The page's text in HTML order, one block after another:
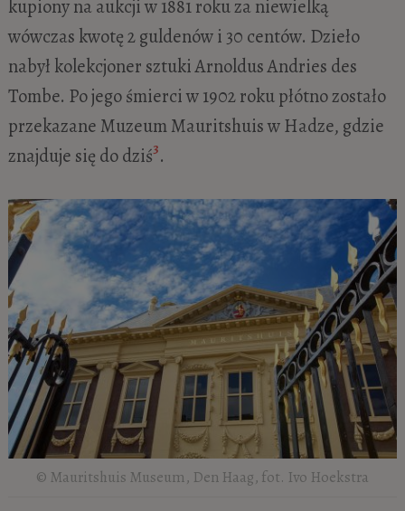
kupiony na aukcji w 1881 roku za niewielką
wówczas kwotę 2 guldenów i 30 centów. Dzieło
nabył kolekcjoner sztuki Arnoldus Andries des
Tombe. Po jego śmierci w 1902 roku płótno zostało
przekazane Muzeum Mauritshuis w Hadze, gdzie
znajduje się do dziś3.
© Mauritshuis Museum, Den Haag, fot. Ivo Hoekstra